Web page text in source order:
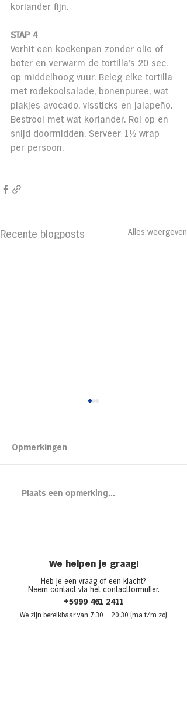
koriander fijn.
STAP 4
Verhit een koekenpan zonder olie of
boter en verwarm de tortilla’s 20 sec.
op middelhoog vuur. Beleg elke tortilla
met rodekoolsalade, bonenpuree, wat
plakjes avocado, vissticks en jalapeño.
Bestrooi met wat koriander. Rol op en
snijd doormidden. Serveer 1½ wrap
per persoon.
Recente blogposts Alles weergeven
Kipsalon
Opmerkingen
Plaats een opmerking...
We helpen je graag!
Heb je een vraag of een klacht?
Neem contact via het contactformulier.
+5999 461 2411
We zijn bereikbaar van 7:30 – 20:30 (ma t/m zo)